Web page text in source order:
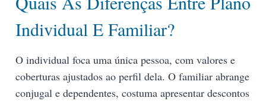
Individual E Familiar?
O individual foca uma única pessoa, com valores e
coberturas ajustados ao perfil dela. O familiar abrange
conjugal e dependentes, costuma apresentar descontos